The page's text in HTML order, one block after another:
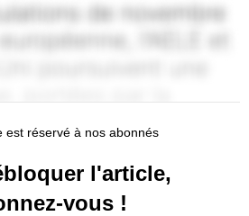
est réservé à nos abonnés
l'article,
vous !